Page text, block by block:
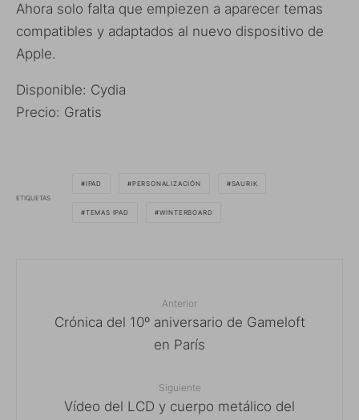
Ahora solo falta que empiezen a aparecer temas
compatibles y adaptados al nuevo dispositivo de
Apple.
Disponible: Cydia
Precio: Gratis
ETIQUETAS
IPAD PERSONALIZACIÓN SAURIK
TEMAS IPAD WINTERBOARD
Anterior
Crónica del 10º aniversario de Gameloft
en París
Siguiente
Vídeo del LCD y cuerpo metálico del